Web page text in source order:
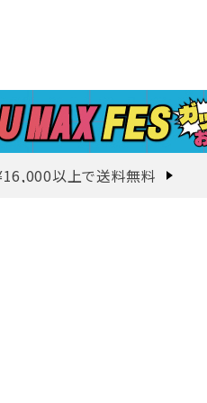
以上で送料無料